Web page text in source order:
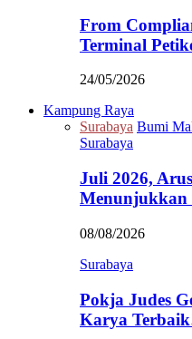
From
Terminal
24/05/2026
Kampung Raya
Surabaya Bumi
Surabaya
Juli 2026,
08/08/2026
Surabaya
Pokja Judes
Karya